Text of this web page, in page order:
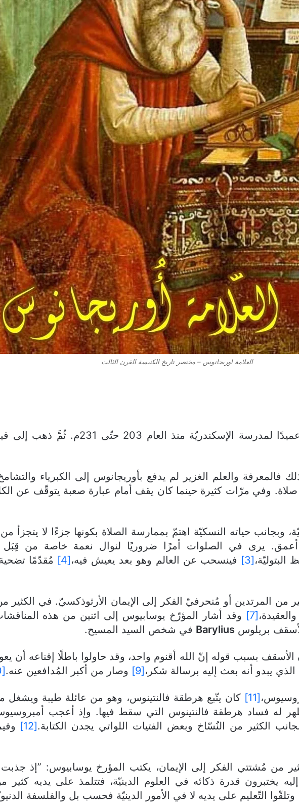
العلامة اوريجانوس – مختصر تاريخ الكنيسة القرن الثالث
وُلِد أوريجانوس بالإسكندريّة عام 185م وصار
فالمعرفة والعلم الغزير لم يدفع بأوريجانوس إلى الكبرياء
وفي مرّات كثيرة حينما كان يقف أمام عبارة صعبة يتوقّف عن
وبجانب حياته النسكيّة اهتمّ بممارسة الصلاة بكونها جزءًا لا يتجزأ
أعمق. يرى في الصلوات أمرًا ضروريًا لنوال نعمة خاصة من قِبَل
[3] فينسحب عن العالم وهو بعد يعيش فيه،[4]
مُقدّمًا
المرتدين أو مُنحرفيّ الفكر إلى الإيمان الأرثوذكسيّ. في الكثير
[7]
وقد أشار المؤرّخ يوسابيوس إلى اثنين من هذه
Barylius في شخص السيد المسيح.
بسبب قوله إنّ الله أقنوم واحد، وقد حاولوا باطلًا إقناعه أن
يبدو أنه بعث إليه برسالة شكر،[9] وصار من أكبر المُدافعين عنه.[10]
[11]
كان يتّبع هرطقة فالنتينوس، وهو من عائلة طيبة ويشغل
له فساد هرطقة فالنتينوس التي سقط فيها. وإذ أعجب
الكثير من النُسّاخ وبعض الفتيات اللواتي يجدن الكتابة.[12]
من مُشتتي الفكر إلى الإيمان، يكتب المؤرخ يوسابيوس: ”إذ جذبت
يختبرون قدرة ذكائه في العلوم الدينيّة، فتتلمذ على يديه كثير
التّعليم على يديه لا في الأمور الدينيّة فحسب بل والفلسفة